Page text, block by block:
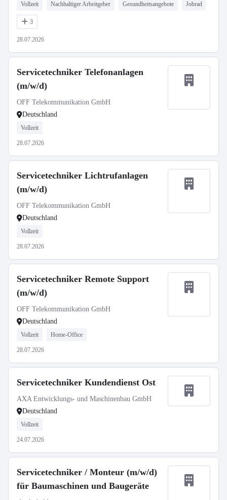
Vollzeit Nachhaltiger Arbeitgeber Gesundheitsangebote Jobrad
3
28.07.2026
Servicetechniker Telefonanlagen
(m/w/d)
OFF Telekommunikation GmbH
Deutschland
Vollzeit
28.07.2026
Servicetechniker Lichtrufanlagen
(m/w/d)
OFF Telekommunikation GmbH
Deutschland
Vollzeit
28.07.2026
Servicetechniker Remote Support
(m/w/d)
OFF Telekommunikation GmbH
Deutschland
Vollzeit Home-Office
28.07.2026
Servicetechniker Kundendienst Ost
AXA Entwicklungs- und Maschinenbau GmbH
Deutschland
Vollzeit
24.07.2026
Servicetechniker / Monteur (m/w/d)
für Baumaschinen und Baugeräte